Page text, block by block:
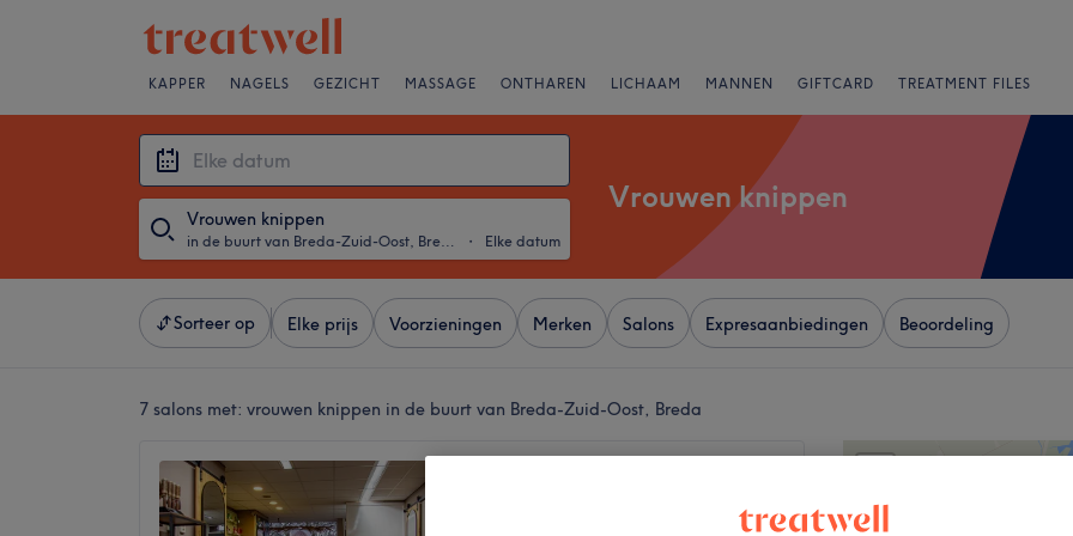
KAPPER NAGELS GEZICHT MASSAGE ONTHAREN LICHAAM MANNEN GIFTCARD TREATMENT FILES
Vrouwen knippen
in de buurt van Breda-Zuid-Oost, Breda ・ Elke datum
Vrouwen knippen
Sorteer op Elke prijs Voorzieningen Merken Salons Expresaanbiedingen Beoordeling
7 salons met: vrouwen knippen in de buurt van Breda-Zuid-Oost, Breda
−